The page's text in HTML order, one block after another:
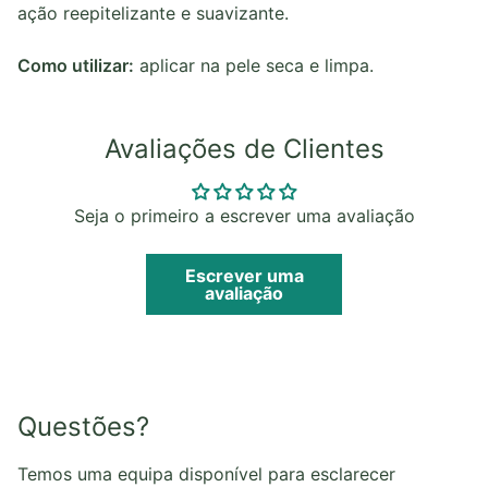
ação reepitelizante e suavizante.
Como utilizar: aplicar na pele seca e limpa.
Avaliações de Clientes
Seja o primeiro a escrever uma avaliação
Escrever uma
avaliação
Questões?
Temos uma equipa disponível para esclarecer